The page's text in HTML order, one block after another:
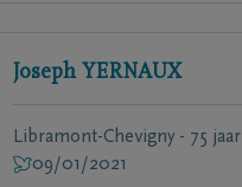
Joseph YERNAUX
Libramont-Chevigny - 75 jaar
09/01/2021